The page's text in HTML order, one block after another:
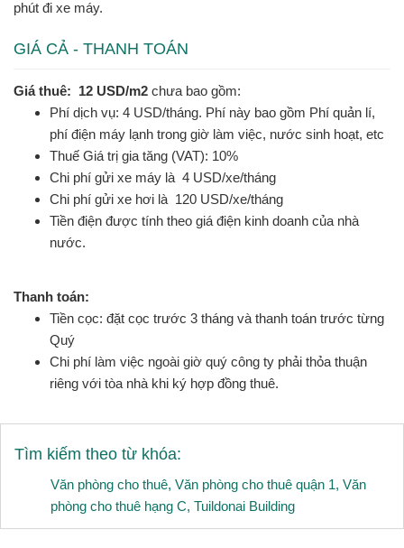
phút đi xe máy.
GIÁ CẢ - THANH TOÁN
Giá thuê: 12 USD/m2 chưa bao gồm:
Phí dịch vụ: 4 USD/tháng. Phí này bao gồm Phí quản lí,
phí điện máy lạnh trong giờ làm việc, nước sinh hoạt, etc
Thuế Giá trị gia tăng (VAT): 10%
Chi phí gửi xe máy là 4 USD/xe/tháng
Chi phí gửi xe hơi là 120 USD/xe/tháng
Tiền điện được tính theo giá điện kinh doanh của nhà
nước.
Thanh toán:
Tiền cọc: đặt cọc trước 3 tháng và thanh toán trước từng
Quý
Chi phí làm việc ngoài giờ quý công ty phải thỏa thuận
riêng với tòa nhà khi ký hợp đồng thuê.
Tìm kiếm theo từ khóa:
Văn phòng cho thuê, Văn phòng cho thuê quận 1, Văn
phòng cho thuê hạng C, Tuildonai Building